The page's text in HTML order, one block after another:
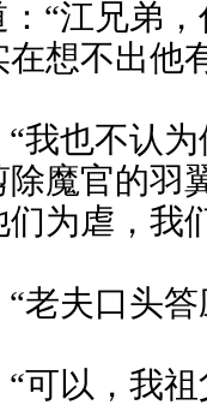
“江兄弟
想不出他
我也不认
除魔官的羽
为虐，我
老夫口头答
可以，我